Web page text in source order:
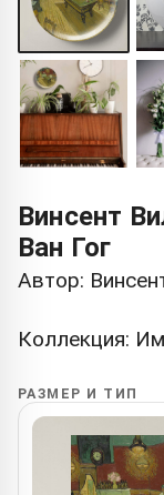
Винсент
Ван Гог
Автор:
Коллекция:
РАЗМЕР И ТИП